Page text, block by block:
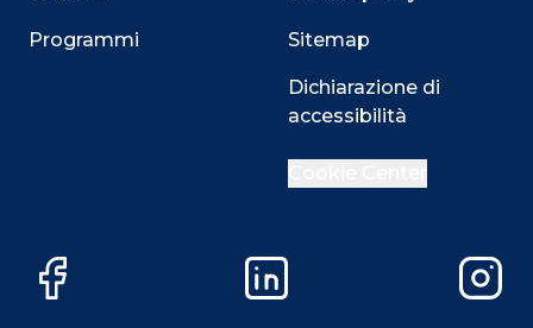
Programmi Sitemap
Dichiarazione di
accessibilità
Facebook LinkedIn
Su questo sito web utilizziamo cookie tecnici necessari
alla navigazione e funzionali all’erogazione del servizio.